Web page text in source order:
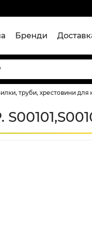
Бренди
труби, хрестовини для